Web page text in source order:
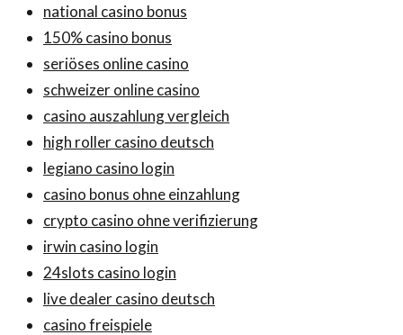
national casino bonus
150% casino bonus
seriöses online casino
schweizer online casino
casino auszahlung vergleich
high roller casino deutsch
legiano casino login
casino bonus ohne einzahlung
crypto casino ohne verifizierung
irwin casino login
24slots casino login
live dealer casino deutsch
casino freispiele